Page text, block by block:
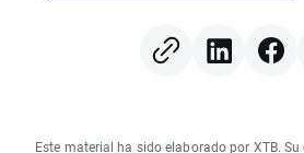
Este material ha sido elaborado por XTB.